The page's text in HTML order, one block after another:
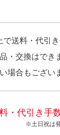
で送料・代引き
・交換はでき
場合もござい
・代引き手
※土日祝は